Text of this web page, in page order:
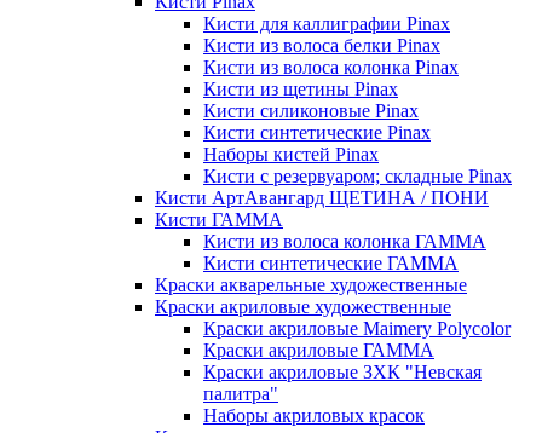
Кисти для каллиграфии Pinax
Кисти из волоса белки Pinax
Кисти из волоса колонка Pinax
Кисти из щетины Pinax
Кисти силиконовые Pinax
Кисти синтетические Pinax
Наборы кистей Pinax
Кисти с резервуаром; складные Pinax
Кисти АртАвангард ЩЕТИНА / ПОНИ
Кисти ГАММА
Кисти из волоса колонка ГАММА
Кисти синтетические ГАММА
Краски акварельные художественные
Краски акриловые художественные
Краски акриловые Maimery Polycolor
Краски акриловые ГАММА
Краски акриловые ЗХК "Невская
палитра"
Наборы акриловых красок